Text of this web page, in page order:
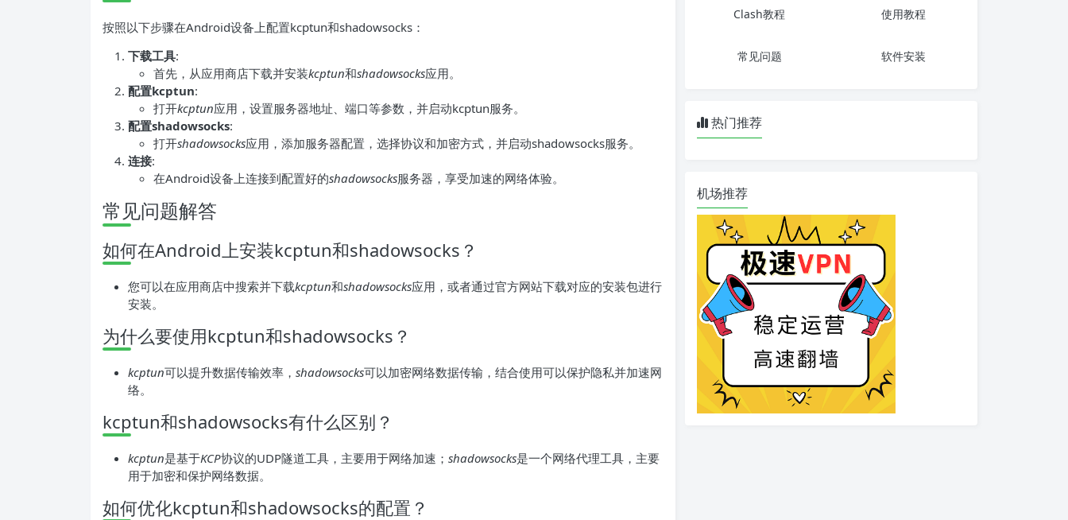
按照以下步骤在Android设备上配置kcptun和shadowsocks：
下载工具:
首先，从应用商店下载并安装kcptun和shadowsocks应用。
配置kcptun:
打开kcptun应用，设置服务器地址、端口等参数，并启动kcptun服务。
配置shadowsocks:
打开shadowsocks应用，添加服务器配置，选择协议和加密方式，并启动shadowsocks服务。
连接:
在Android设备上连接到配置好的shadowsocks服务器，享受加速的网络体验。
常见问题解答
如何在Android上安装kcptun和shadowsocks？
您可以在应用商店中搜索并下载kcptun和shadowsocks应用，或者通过官方网站下载对应的安装包进行
安装。
为什么要使用kcptun和shadowsocks？
kcptun可以提升数据传输效率， shadowsocks可以加密网络数据传输，结合使用可以保护隐私并加速网
络。
kcptun和shadowsocks有什么区别？
kcptun是基于KCP协议的UDP隧道工具，主要用于网络加速； shadowsocks是一个网络代理工具，主要
用于加密和保护网络数据。
如何优化kcptun和shadowsocks的配置？
Clash教程 使用教程
常见问题 软件安装
热门推荐
机场推荐